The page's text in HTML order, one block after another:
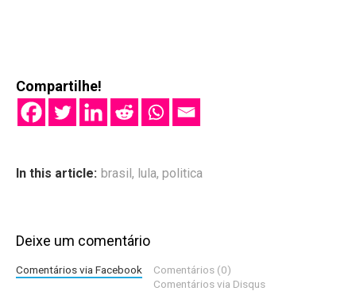
Compartilhe!
In this article: brasil, lula, politica
Deixe um comentário
Comentários via Facebook
Comentários (0)
Comentários via Disqus